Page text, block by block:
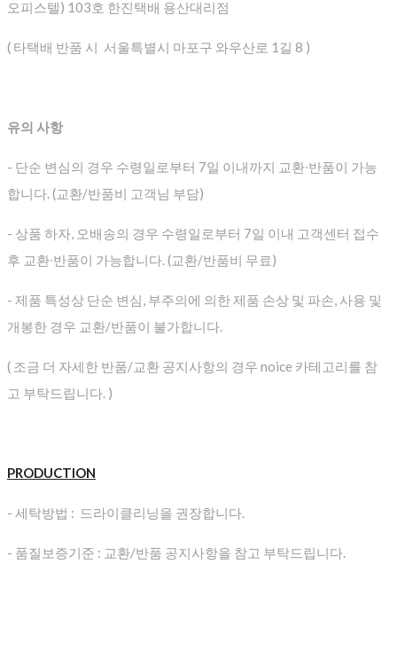
오피스텔) 103호 한진택배 용산대리점
( 타택배 반품 시 서울특별시 마포구 와우산로 1길 8 )
유의 사항
- 단순 변심의 경우 수령일로부터 7일 이내까지 교환∙반품이 가능
합니다. (교환/반품비 고객님 부담)
- 상품 하자, 오배송의 경우 수령일로부터 7일 이내 고객센터 접수
후 교환∙반품이 가능합니다. (교환/반품비 무료)
- 제품 특성상 단순 변심, 부주의에 의한 제품 손상 및 파손, 사용 및
개봉한 경우 교환/반품이 불가합니다.
( 조금 더 자세한 반품/교환 공지사항의 경우 noice 카테고리를 참
고 부탁드립니다. )
PRODUCTION
- 세탁방법 : 드라이클리닝을 권장합니다.
- 품질보증기준 : 교환/반품 공지사항을 참고 부탁드립니다.